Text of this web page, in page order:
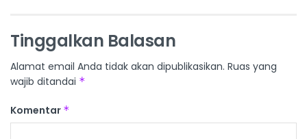
Tinggalkan Balasan
Alamat email Anda tidak akan dipublikasikan. Ruas yang
wajib ditandai *
Komentar *